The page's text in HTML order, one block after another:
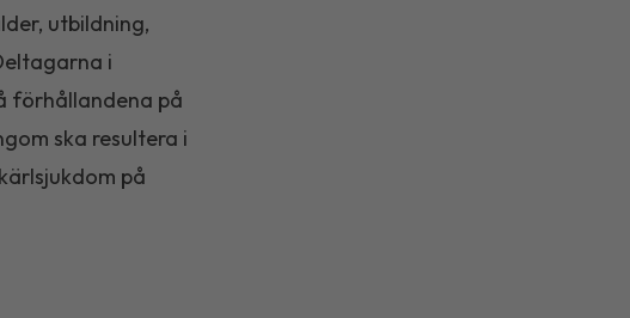
utbildning,
i
förhållandena på
ska resultera i
på